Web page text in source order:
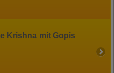
Krishna mit Gopis